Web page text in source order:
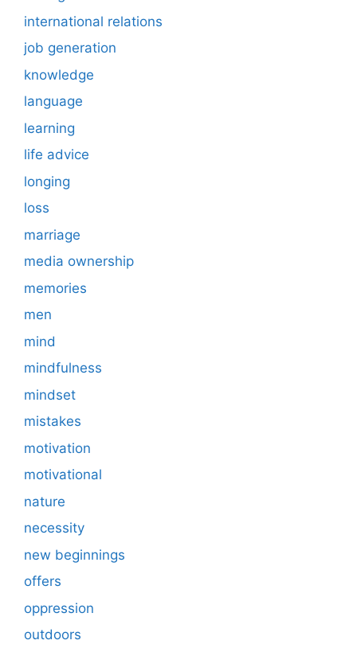
international relations
job generation
knowledge
language
learning
life advice
longing
loss
marriage
media ownership
memories
men
mind
mindfulness
mindset
mistakes
motivation
motivational
nature
necessity
new beginnings
offers
oppression
outdoors